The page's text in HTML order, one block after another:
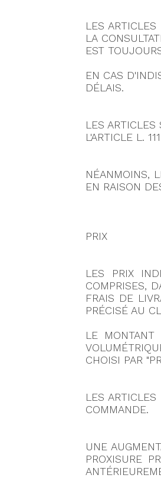
LES
LA
EST
EN CAS
DÉLAIS.
LES
L'ARTICLE L.
NÉANMOINS,
EN RAISON
PRIX
LES PRIX
COMPRISES,
FRAIS DE
PRÉCISÉ AU
LE
CHOISI PAR
LES
COMMANDE.
UNE
PROXISURE